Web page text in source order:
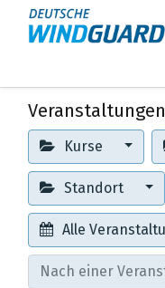
Veranstaltungen
Kurse
Standort
Alle